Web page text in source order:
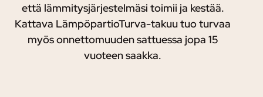
että lämmitysjärjestelmäsi toimii ja kestää.
Kattava LämpöpartioTurva-takuu tuo turvaa
myös onnettomuuden sattuessa jopa 15
vuoteen saakka.